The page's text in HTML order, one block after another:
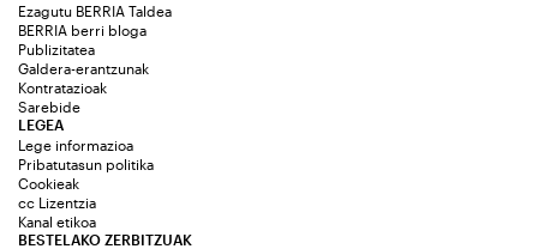
Ezagutu BERRIA Taldea
BERRIA berri bloga
Publizitatea
Galdera-erantzunak
Kontratazioak
Sarebide
LEGEA
Lege informazioa
Pribatutasun politika
Cookieak
cc Lizentzia
Kanal etikoa
BESTELAKO ZERBITZUAK